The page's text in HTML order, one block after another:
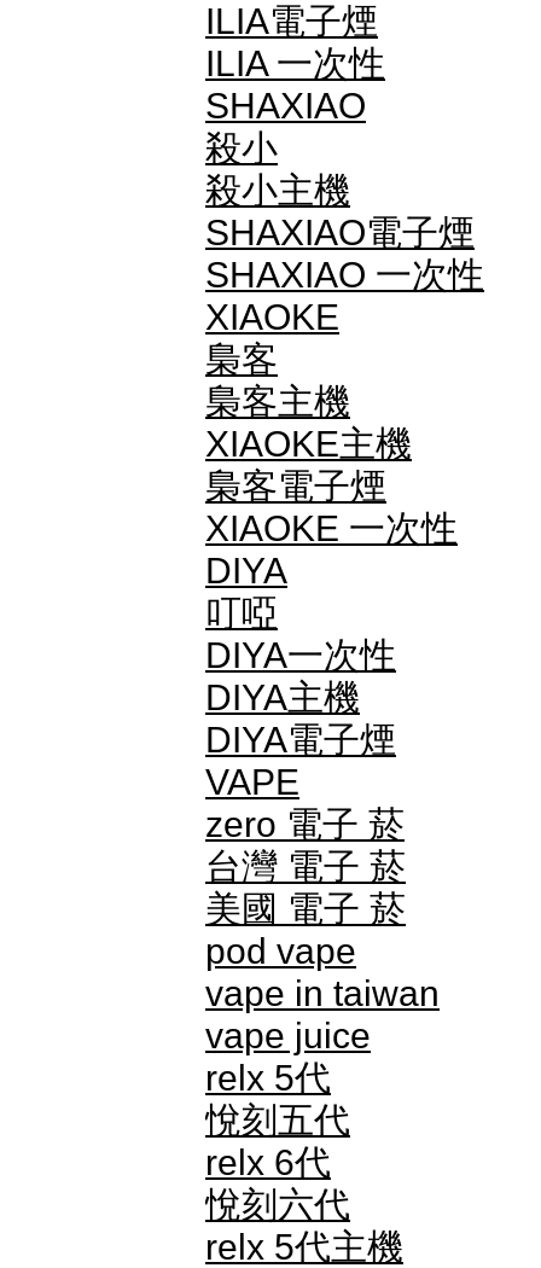
ILIA電子煙
ILIA 一次性
SHAXIAO
殺小
殺小主機
SHAXIAO電子煙
SHAXIAO 一次性
XIAOKE
梟客
梟客主機
XIAOKE主機
梟客電子煙
XIAOKE 一次性
DIYA
叮啞
DIYA一次性
DIYA主機
DIYA電子煙
VAPE
zero 電子 菸
台灣 電子 菸
美國 電子 菸
pod vape
vape in taiwan
vape juice
relx 5代
悅刻五代
relx 6代
悅刻六代
relx 5代主機